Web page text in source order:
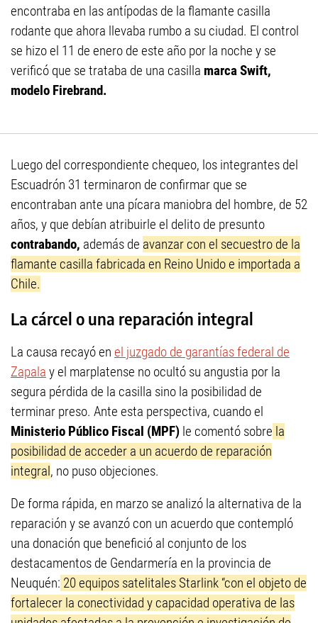
encontraba en las antípodas de la flamante casilla
rodante que ahora llevaba rumbo a su ciudad. El control
se hizo el 11 de enero de este año por la noche y se
verificó que se trataba de una casilla marca Swift,
modelo Firebrand.
Luego del correspondiente chequeo, los integrantes del
Escuadrón 31 terminaron de confirmar que se
encontraban ante una pícara maniobra del hombre, de 52
años, y que debían atribuirle el delito de presunto
contrabando, además de avanzar con el secuestro de la
flamante casilla fabricada en Reino Unido e importada a
Chile.
La cárcel o una reparación integral
La causa recayó en el juzgado de garantías federal de
Zapala y el marplatense no ocultó su angustia por la
segura pérdida de la casilla sino la posibilidad de
terminar preso. Ante esta perspectiva, cuando el
Ministerio Público Fiscal (MPF) le comentó sobre la
posibilidad de acceder a un acuerdo de reparación
integral, no puso objeciones.
De forma rápida, en marzo se analizó la alternativa de la
reparación y se avanzó con un acuerdo que contempló
una donación que benefició al conjunto de los
destacamentos de Gendarmería en la provincia de
Neuquén: 20 equipos satelitales Starlink “con el objeto de
fortalecer la conectividad y capacidad operativa de las